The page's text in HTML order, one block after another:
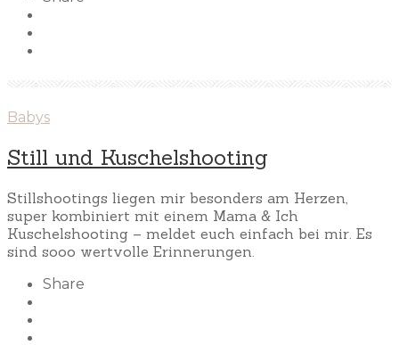
Babys
Still und Kuschelshooting
Stillshootings liegen mir besonders am Herzen,
super kombiniert mit einem Mama & Ich
Kuschelshooting – meldet euch einfach bei mir. Es
sind sooo wertvolle Erinnerungen.
Share